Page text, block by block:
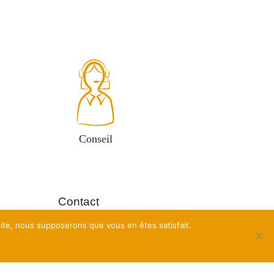
Conseil
Contact
À propos
nous supposerons que vous en êtes satisfait.